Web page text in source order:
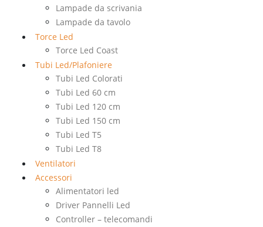
Lampade da scrivania
Lampade da tavolo
Torce Led
Torce Led Coast
Tubi Led/Plafoniere
Tubi Led Colorati
Tubi Led 60 cm
Tubi Led 120 cm
Tubi Led 150 cm
Tubi Led T5
Tubi Led T8
Ventilatori
Accessori
Alimentatori led
Driver Pannelli Led
Controller – telecomandi